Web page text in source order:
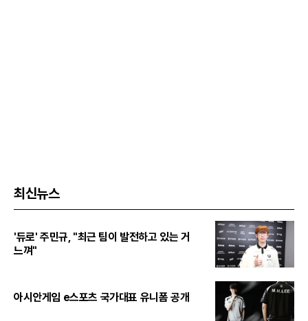
최신뉴스
'듀로' 주민규, "최근 팀이 발전하고 있는 거
느껴"
아시안게임 e스포츠 국가대표 유니폼 공개